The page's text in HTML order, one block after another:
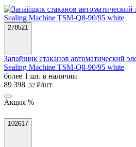
278521
Запайщик стаканов автоматический
Sealing Machine TSM-Q8-90/95 white
более 1 шт. в наличии
89 398 ,32 ₽/шт
Акция %
102617